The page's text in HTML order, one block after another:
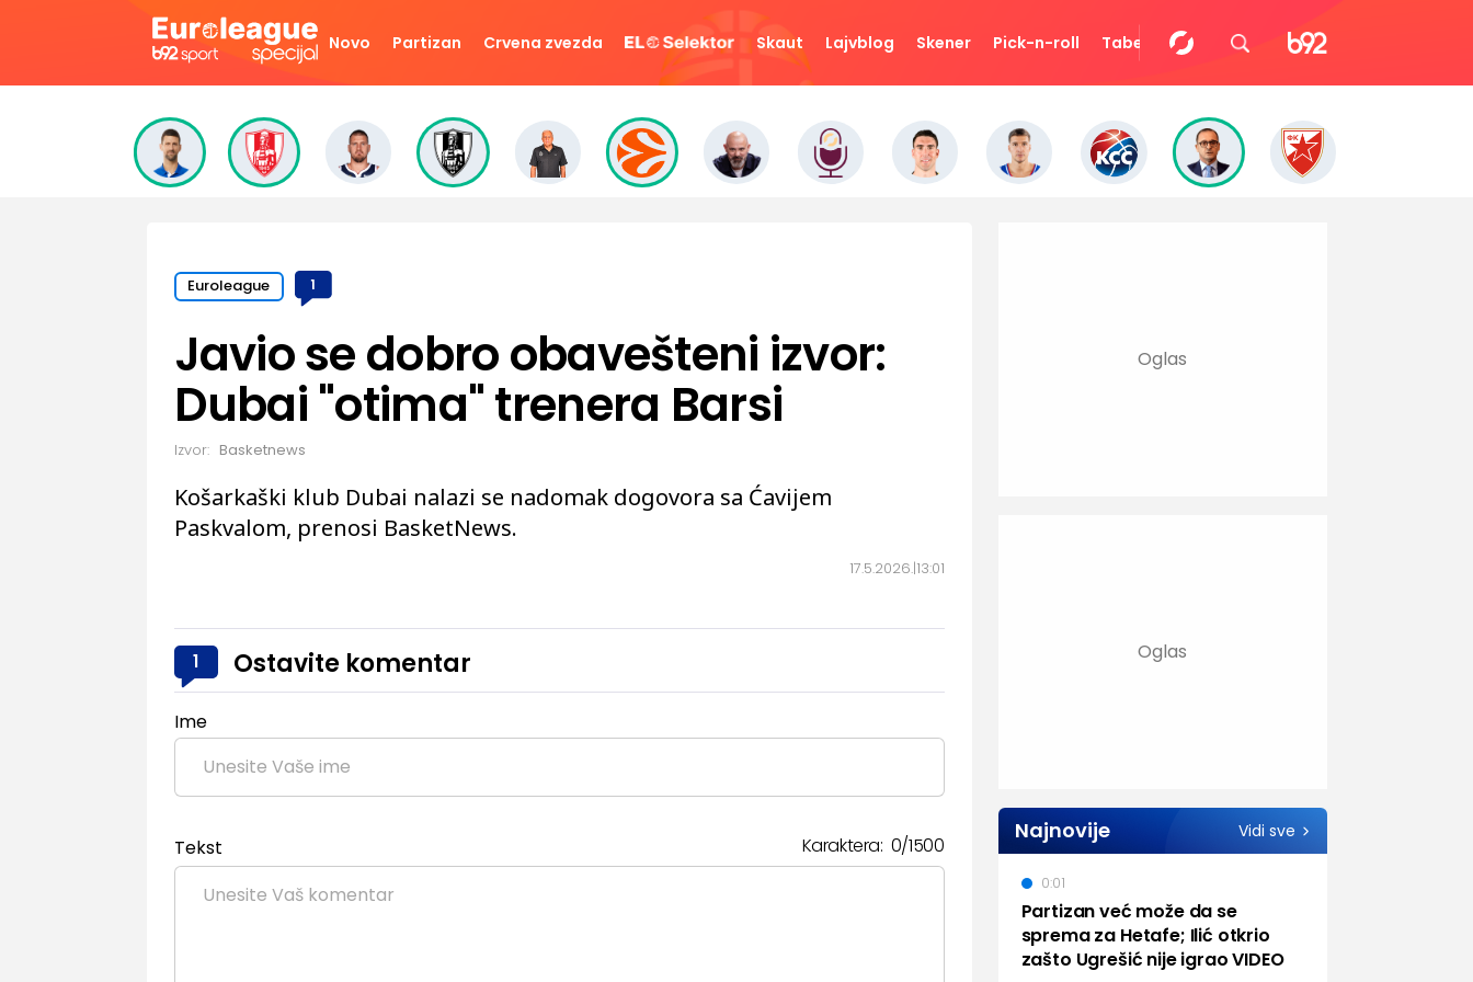
Novo Partizan Crvena zvezda Skaut Lajvblog Skener Pick-n-roll Tabela Video Eurocup
Euroleague 1
17.5.2026. 13:01
Javio se dobro obavešteni izvor:
Dubai "otima" trenera Barsi
Košarkaški klub Dubai nalazi se nadomak dogovora sa Ćavijem
Paskvalom, prenosi BasketNews.
Izvor: Basketnews
1 Ostavite komentar
Ime
Tekst Karaktera: 0/1500
Najnovije Vidi sve
Partizan već može da se
sprema za Hetafe; Ilić otkrio
zašto Ugrešić nije igrao VIDEO
0:01